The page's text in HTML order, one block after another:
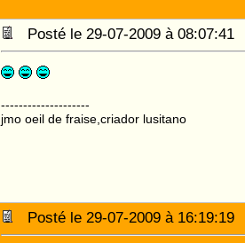
Posté le 29-07-2009 à
--------------------
jmo oeil de fraise,criador lusitano
Posté le 29-07-2009 à